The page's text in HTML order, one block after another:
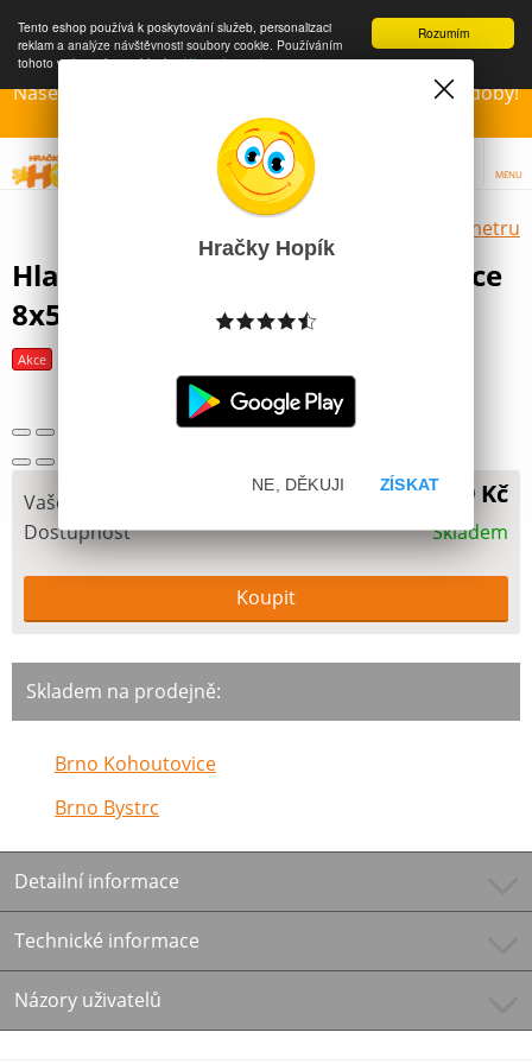
Rozumím
Tento eshop používá k poskytování služeb, personalizaci
reklam a analýze návštěvnosti soubory cookie. Používáním
tohoto webu s tím souhlasíte.Více informací
Naše Prodejny – Otevřeny dle otvírací prázdninové doby!
Přejeme krásné léto!!!
MENU
Výběr hraček dle zvoleného parametru
Hlavolam most dřevěný v krabičce
8x5x5cm
Akce
Vaše cena 59 Kč
Dostupnost Skladem
Skladem na prodejně:
Brno Kohoutovice
Brno Bystrc
Detailní informace
Technické informace
Názory uživatelů
Hračky Hopík
ZÍSKAT
NE, DĚKUJI